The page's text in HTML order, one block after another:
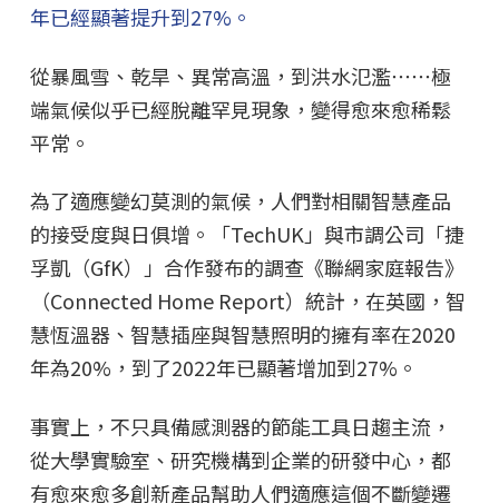
年已經顯著提升到27%。
從暴風雪、乾旱、異常高溫，到洪水氾濫⋯⋯極
端氣候似乎已經脫離罕見現象，變得愈來愈稀鬆
平常。
為了適應變幻莫測的氣候，人們對相關智慧產品
的接受度與日俱增。「TechUK」與市調公司「捷
孚凱（GfK）」合作發布的調查《聯網家庭報告》
（Connected Home Report）統計，在英國，智
慧恆溫器、智慧插座與智慧照明的擁有率在2020
年為20%，到了2022年已顯著增加到27%。
事實上，不只具備感測器的節能工具日趨主流，
從大學實驗室、研究機構到企業的研發中心，都
有愈來愈多創新產品幫助人們適應這個不斷變遷